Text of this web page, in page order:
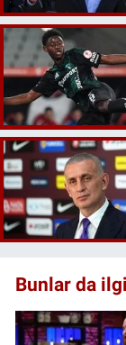
Bunlar da